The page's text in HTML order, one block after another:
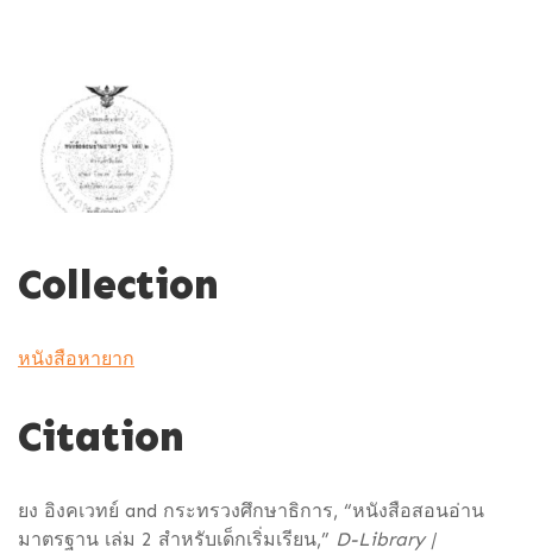
Collection
หนังสือหายาก
Citation
ยง อิงคเวทย์ and กระทรวงศึกษาธิการ, “หนังสือสอนอ่าน
มาตรฐาน เล่ม 2 สำหรับเด็กเริ่มเรียน,” D-Library |